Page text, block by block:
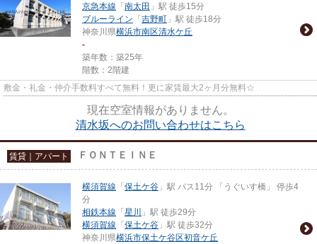
京急本線 「 南太田 」駅 徒歩15分
ブルーライン 「 吉野町 」駅 徒歩18分
神奈川県横浜市南区清水ケ丘
-
築年数：築25年
階数：2階建
敷金・礼金・仲介手数料すべて無料！更に家賃最大2ヶ月分無料☆
現在空室情報がありません。
清水坂へのお問い合わせはこちら
賃貸｜アパート ＦＯＮＴＥＩＮＥ
横須賀線 「 保土ケ谷 」駅 バス11分 「うぐいす橋」 停歩4
分
相鉄本線 「 星川
」駅 徒歩29分
横須賀線 「 保土ケ谷 」駅 徒歩32分
神奈川県横浜市保土ケ谷区初音ケ丘